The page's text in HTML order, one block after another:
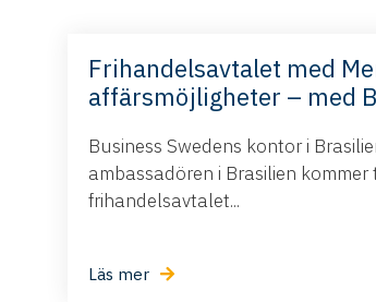
Frihandelsavtalet med
affärsmöjligheter – med
Business Swedens kontor i
ambassadören i Brasilien
frihandelsavtalet...
Läs mer